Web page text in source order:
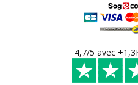
4,7/5 avec